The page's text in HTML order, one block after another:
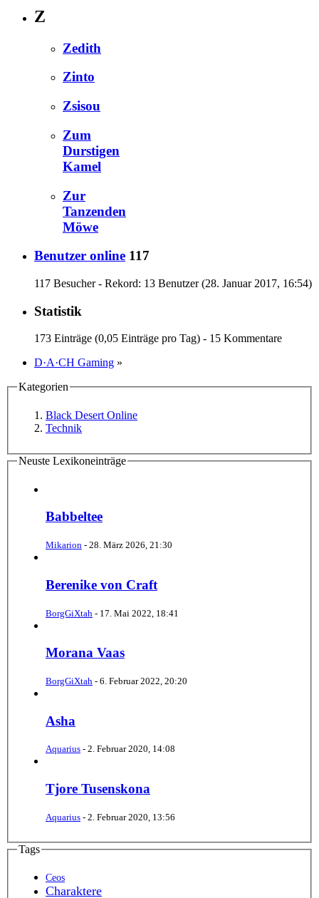
Z
Zedith
Zinto
Zsisou
Zum
Durstigen
Kamel
Zur
Tanzenden
Möwe
Benutzer online 117
117 Besucher - Rekord: 13 Benutzer (28. Januar 2017, 16:54)
Statistik
173 Einträge (0,05 Einträge pro Tag) - 15 Kommentare
D·A·CH Gaming »
Kategorien
Black Desert Online
Technik
Neuste Lexikoneinträge
Babbeltee
Mikarion - 28. März 2026, 21:30
Berenike von Craft
BorgGiXtah - 17. Mai 2022, 18:41
Morana Vaas
BorgGiXtah - 6. Februar 2022, 20:20
Asha
Aquarius - 2. Februar 2020, 14:08
Tjore Tusenskona
Aquarius - 2. Februar 2020, 13:56
Tags
Ceos
Charaktere